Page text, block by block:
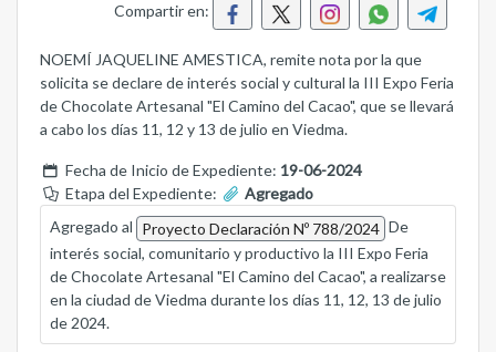
Compartir en:
NOEMÍ JAQUELINE AMESTICA, remite nota por la que
solicita se declare de interés social y cultural la III Expo Feria
de Chocolate Artesanal "El Camino del Cacao", que se llevará
a cabo los días 11, 12 y 13 de julio en Viedma.
Fecha de Inicio de Expediente: 19-06-2024
Etapa del Expediente:
Agregado
Agregado al Proyecto Declaración Nº 788/2024 De
interés social, comunitario y productivo la III Expo Feria
de Chocolate Artesanal "El Camino del Cacao", a realizarse
en la ciudad de Viedma durante los días 11, 12, 13 de julio
de 2024.